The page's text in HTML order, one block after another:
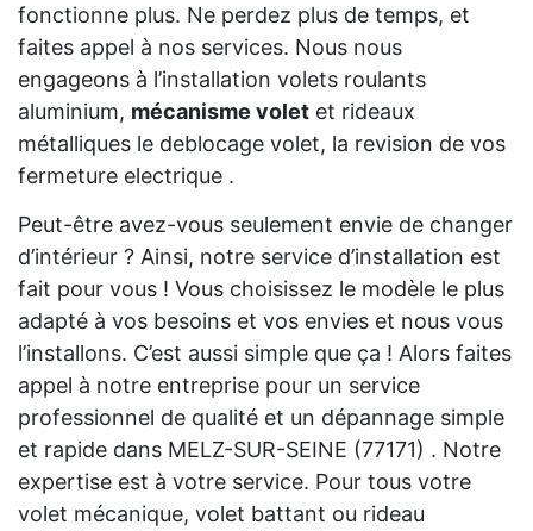
fonctionne plus. Ne perdez plus de temps, et
faites appel à nos services. Nous nous
engageons à l’installation volets roulants
aluminium, mécanisme volet et rideaux
métalliques le deblocage volet, la revision de vos
fermeture electrique .
Peut-être avez-vous seulement envie de changer
d’intérieur ? Ainsi, notre service d’installation est
fait pour vous ! Vous choisissez le modèle le plus
adapté à vos besoins et vos envies et nous vous
l’installons. C’est aussi simple que ça ! Alors faites
appel à notre entreprise pour un service
professionnel de qualité et un dépannage simple
et rapide dans MELZ-SUR-SEINE (77171) . Notre
expertise est à votre service. Pour tous votre
volet mécanique, volet battant ou rideau